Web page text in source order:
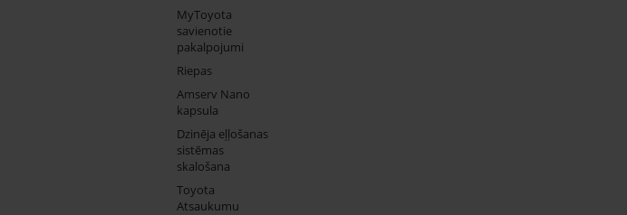
MyToyota
savienotie
pakalpojumi
Riepas
Amserv Nano
kapsula
Dzinēja eļļošanas
sistēmas
skalošana
Toyota
Atsaukumu